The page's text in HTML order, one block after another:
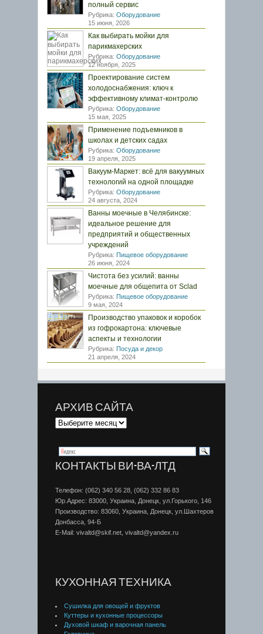
полный сервис
Рубрика: Оборудование
15 июня, 2026
Как выбирать мойки для
парикмахерских
Рубрика: Оборудование
12 ноября, 2025
Проектирование систем
холодоснабжения: ключ к
эффективному климат-контролю
Рубрика: Оборудование
15 мая, 2025
Применение подъемников в
школах и детских садах
Рубрика: Оборудование
19 апреля, 2025
Вакуум-Маркет: всё для вакуумных
технологий на одной площадке
Рубрика: Оборудование
24 августа, 2024
Ванны моечные в Челябинске:
идеальное решение для
предприятий и общественных
учреждений
Рубрика: Пищевое оборудование
26 июня, 2024
Чистота без усилий: ванны
моечные для общепита от Sclad
Рубрика: Пищевое оборудование
9 мая, 2024
Производство упаковок и коробок
из гофрокартона: ключевые
аспекты и технологии
Рубрика: Посуда и декор
21 апреля, 2024
АРХИВ САЙТА
КОНТАКТЫ ВИ-ВА-ЛТД
Телефон: (062) 340 56 28, (062) 332 86 83
Юр.Адрес: 83000, Украина, Донецк, ул.Горького, 146
Производство: 83060, Украина, Донецк, ул.Шахтеров
Донбаcса, 94-Б
E-Mail: vivaltd@skif.net, vivaltd@yandex.ru
КУХОННАЯ ТЕХНИКА
Сушилка для овощей и фруктов
Куттеры и кухонные процессоры
Духовой шкаф и варочная панель